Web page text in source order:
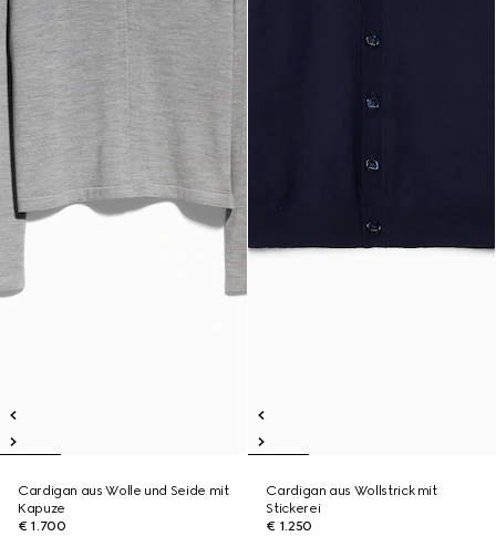
Cardigan aus Wolle und Seide mit
Kapuze
€ 1.700
Cardigan aus Wollstrick mit
Stickerei
€ 1.250